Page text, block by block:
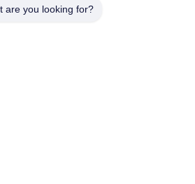
Kwaliteitscontrole
are you looking for?